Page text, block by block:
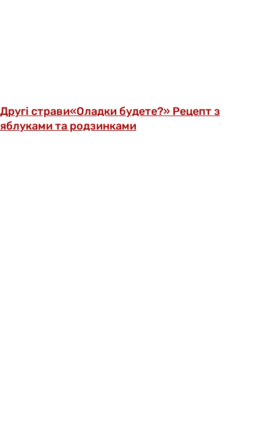
Другі страви«Оладки будете?» Рецепт з
яблуками та родзинками